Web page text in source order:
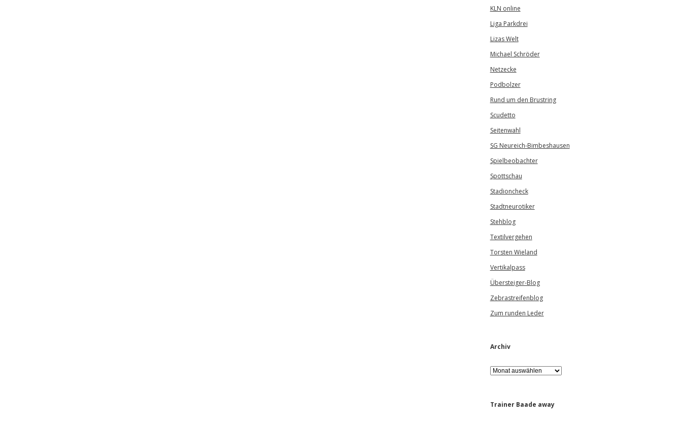
KLN online
Liga Parkdrei
Lizas Welt
Michael Schröder
Netzecke
Podbolzer
Rund um den Brustring
Scudetto
Seitenwahl
SG Neureich-Bimbeshausen
Spielbeobachter
Spottschau
Stadioncheck
Stadtneurotiker
Stehblog
Textilvergehen
Torsten Wieland
Vertikalpass
Übersteiger-Blog
Zebrastreifenblog
Zum runden Leder
Archiv
A
r
iTrainer Baade away